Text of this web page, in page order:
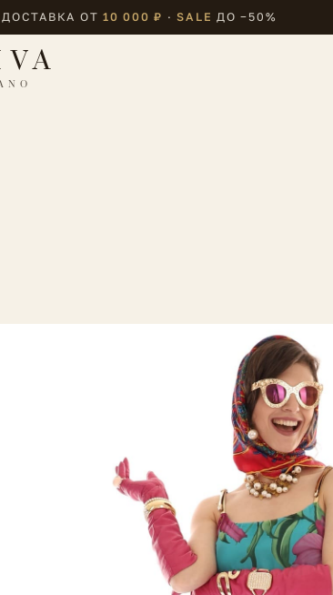
ОТ10 000 ₽ · SALE ДО −50%